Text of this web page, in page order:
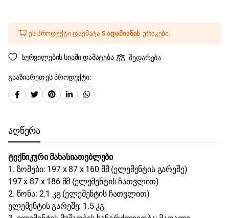
ეს პროდუქტი დაემატა 5 ადამიანის ურიკები.
სურვილების სიაში დამატება შედარება
გააზიარეთ ეს პროდუქტი:
აღწერა
ტექნიკური მახასიათებლები
1. ზომები: 197 x 87 x 160 მმ (ელემენტის გარეშე)
197 x 87 x 186 მმ (ელემენტის ჩათვლით)
2. წონა: 2.1 კგ (ელემენტის ჩათვლით)
ელემენტის გარეშე: 1.5 კგ